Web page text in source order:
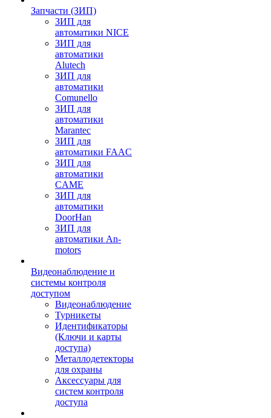
Запчасти (ЗИП)
ЗИП для
автоматики NICE
ЗИП для
автоматики
Alutech
ЗИП для
автоматики
Comunello
ЗИП для
автоматики
Marantec
ЗИП для
автоматики FAAC
ЗИП для
автоматики
CAME
ЗИП для
автоматики
DoorHan
ЗИП для
автоматики An-
motors
Видеонаблюдение и
системы контроля
доступом
Видеонаблюдение
Турникеты
Идентификаторы
(Ключи и карты
доступа)
Металлодетекторы
для охраны
Аксессуары для
систем контроля
доступа